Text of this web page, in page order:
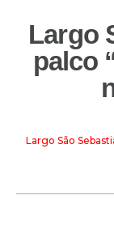
Largo
palco
Largo São